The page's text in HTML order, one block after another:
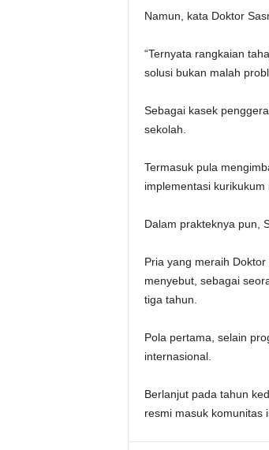
Namun, kata Doktor
“Ternyata rangkaian
solusi bukan malah
Sebagai kasek
sekolah.
Termasuk pula
implementasi kurikukum
Dalam prakteknya pun,
Pria yang meraih
menyebut, sebagai
tiga tahun.
Pola pertama, selain
internasional.
Berlanjut pada tahun
resmi masuk komunitas